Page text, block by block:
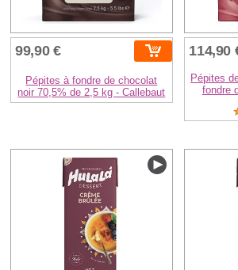
99,90 €
Pépites à fondre de chocolat
noir 70,5% de 2,5 kg - Callebaut
114,90
Pépites
fondre